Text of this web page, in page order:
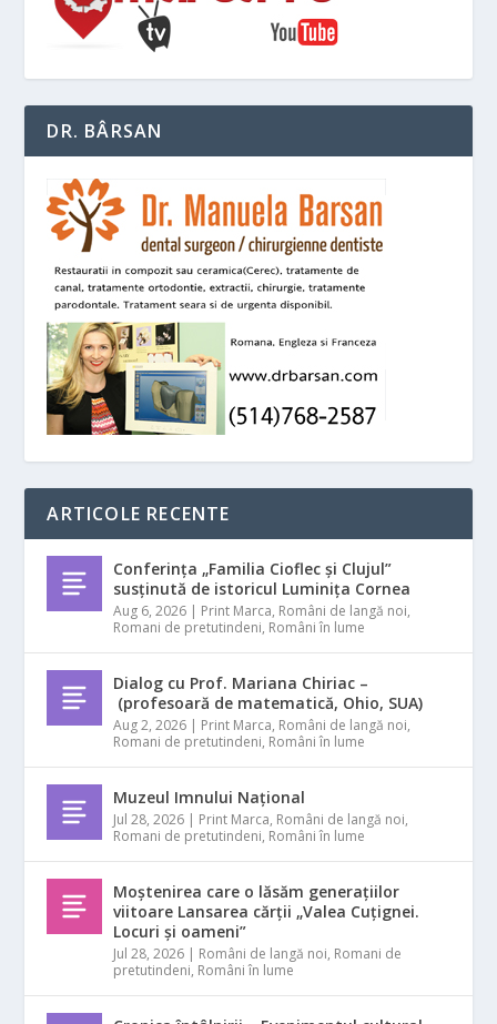
DR. BÂRSAN
ARTICOLE RECENTE
Conferința „Familia Cioflec și Clujul”
susținută de istoricul Luminița Cornea
Aug 6, 2026 | Print Marca, Români de langă noi,
Romani de pretutindeni, Români în lume
Dialog cu Prof. Mariana Chiriac –
(profesoară de matematică, Ohio, SUA)
Aug 2, 2026 | Print Marca, Români de langă noi,
Romani de pretutindeni, Români în lume
Muzeul Imnului Național
Jul 28, 2026 | Print Marca, Români de langă noi,
Romani de pretutindeni, Români în lume
Moștenirea care o lăsăm generațiilor
viitoare Lansarea cărții „Valea Cuțignei.
Locuri și oameni”
Jul 28, 2026 | Români de langă noi, Romani de
pretutindeni, Români în lume